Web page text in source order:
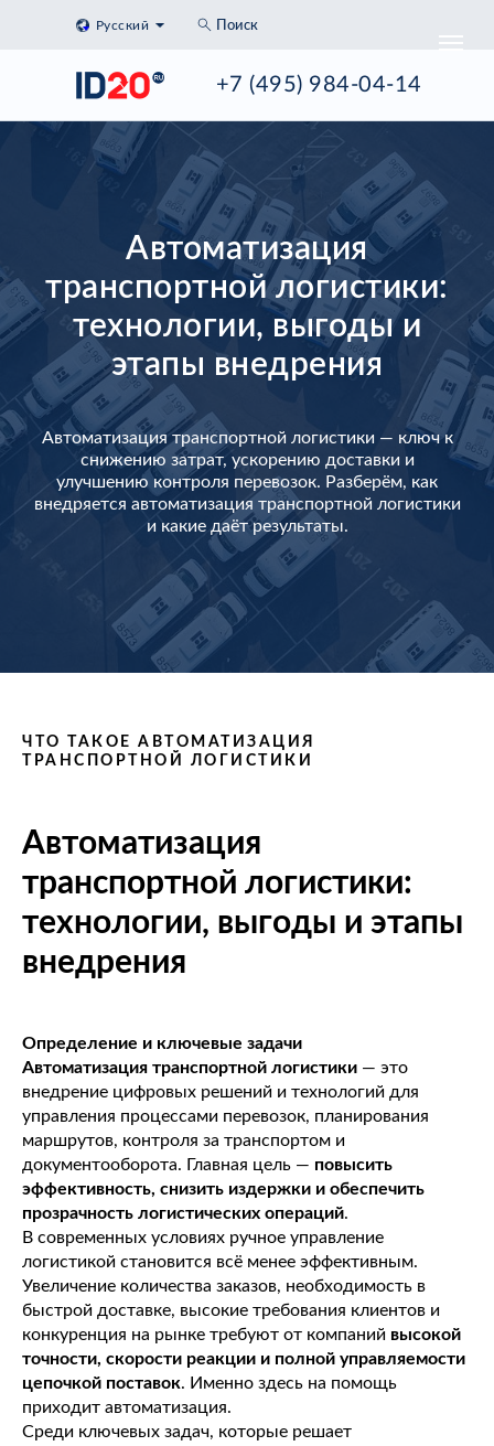
+7 (495) 984-04-14
Русский Поиск
Автоматизация
транспортной логистики:
технологии, выгоды и
этапы внедрения
Автоматизация транспортной логистики — ключ к
снижению затрат, ускорению доставки и
улучшению контроля перевозок. Разберём, как
внедряется автоматизация транспортной логистики
и какие даёт результаты.
ЧТО ТАКОЕ АВТОМАТИЗАЦИЯ
ТРАНСПОРТНОЙ ЛОГИСТИКИ
Автоматизация
транспортной логистики:
технологии, выгоды и этапы
внедрения
Определение и ключевые задачи
Автоматизация транспортной логистики — это
внедрение цифровых решений и технологий для
управления процессами перевозок, планирования
маршрутов, контроля за транспортом и
документооборота. Главная цель — повысить
эффективность, снизить издержки и обеспечить
прозрачность логистических операций.
В современных условиях ручное управление
логистикой становится всё менее эффективным.
Увеличение количества заказов, необходимость в
быстрой доставке, высокие требования клиентов и
конкуренция на рынке требуют от компаний высокой
точности, скорости реакции и полной управляемости
цепочкой поставок. Именно здесь на помощь
приходит автоматизация.
Среди ключевых задач, которые решает